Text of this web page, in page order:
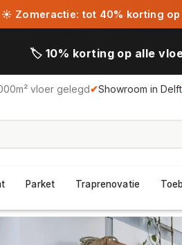
☀ Zomeractie: tot 40% korting
🏷️ 10% korting op alle
vloer gelegd✔Showroom in Delft
Parket Traprenovatie